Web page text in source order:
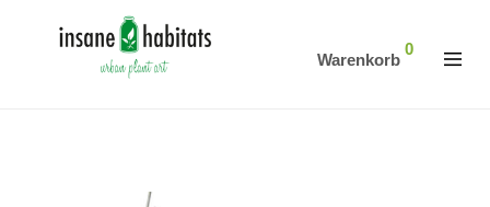
Warenkorb
0